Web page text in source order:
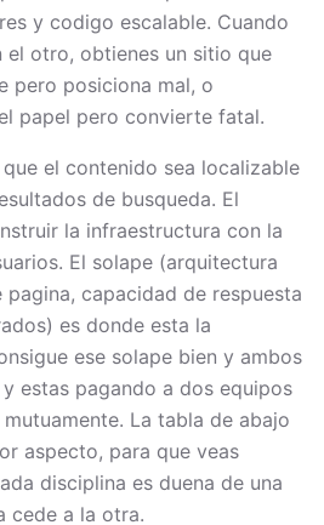
y codigo escalable. Cuando
el otro, obtienes un sitio que
pero posiciona mal, o
papel pero convierte fatal.
el contenido sea localizable
de busqueda. El
la infraestructura con la
El solape (arquitectura
capacidad de respuesta
es donde esta la
ese solape bien y ambos
estas pagando a dos equipos
La tabla de abajo
aspecto, para que veas
disciplina es duena de una
cede a la otra.